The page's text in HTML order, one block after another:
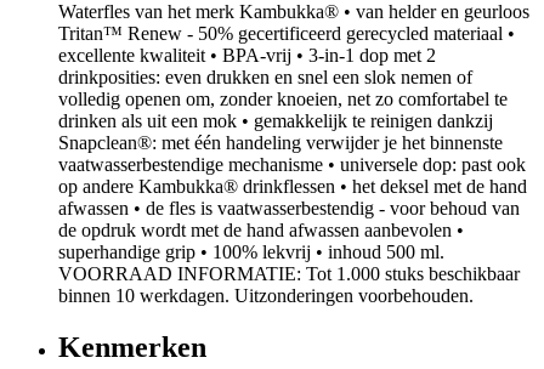
Waterfles van het merk Kambukka® • van helder en geurloos
Tritan™ Renew - 50% gecertificeerd gerecycled materiaal •
excellente kwaliteit • BPA-vrij • 3-in-1 dop met 2
drinkposities: even drukken en snel een slok nemen of
volledig openen om, zonder knoeien, net zo comfortabel te
drinken als uit een mok • gemakkelijk te reinigen dankzij
Snapclean®: met één handeling verwijder je het binnenste
vaatwasserbestendige mechanisme • universele dop: past ook
op andere Kambukka® drinkflessen • het deksel met de hand
afwassen • de fles is vaatwasserbestendig - voor behoud van
de opdruk wordt met de hand afwassen aanbevolen •
superhandige grip • 100% lekvrij • inhoud 500 ml.
VOORRAAD INFORMATIE: Tot 1.000 stuks beschikbaar
binnen 10 werkdagen. Uitzonderingen voorbehouden.
Kenmerken